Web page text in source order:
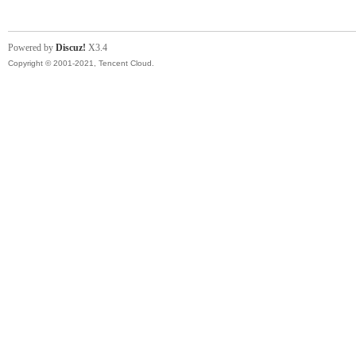
Powered by Discuz! X3.4
Copyright © 2001-2021, Tencent Cloud.